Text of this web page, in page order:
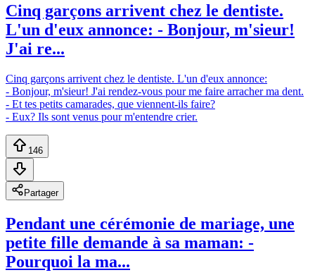
Cinq garçons arrivent chez le dentiste.
L'un d'eux annonce: - Bonjour, m'sieur!
J'ai re...
Cinq garçons arrivent chez le dentiste. L'un d'eux annonce:
- Bonjour, m'sieur! J'ai rendez-vous pour me faire arracher ma dent.
- Et tes petits camarades, que viennent-ils faire?
- Eux? Ils sont venus pour m'entendre crier.
146
Partager
Pendant une cérémonie de mariage, une
petite fille demande à sa maman: -
Pourquoi la ma...